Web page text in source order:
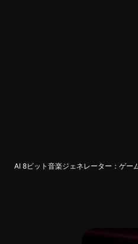
AI 8ビット音楽ジェネレーター：ゲー